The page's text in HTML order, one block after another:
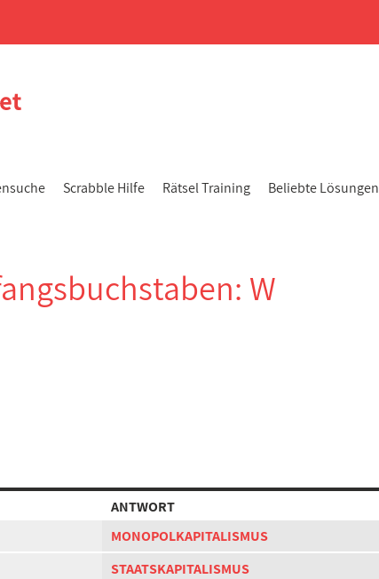
Scrabble Hilfe Rätsel Training Beliebte Lösungen
W
ANTWORT
MONOPOLKAPITALISMUS
STAATSKAPITALISMUS